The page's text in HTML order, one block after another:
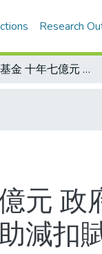
Research
體育發展基金 十年七億元 政府與民間七比三的比例投資 體委會將擬獎勵條例 企業贊助減扣賦稅
元
減扣